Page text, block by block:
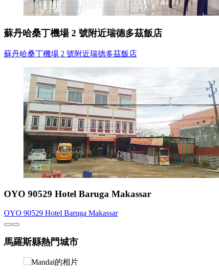
蘇丹哈桑丁機場 2 號附近瑞德多茲飯店
蘇丹哈桑丁機場 2 號附近瑞德多茲飯店
OYO 90529 Hotel Baruga Makassar
OYO 90529 Hotel Baruga Makassar
馬羅斯縣熱門城市